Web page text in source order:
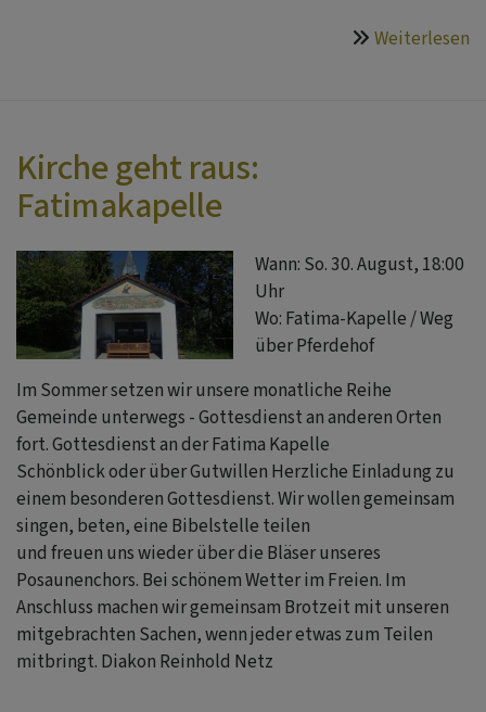
Weiterlesen
Kirche geht raus:
Fatimakapelle
Wann: So. 30. August, 18:00
Uhr
Wo: Fatima-Kapelle / Weg
über Pferdehof
Im Sommer setzen wir unsere monatliche Reihe
Gemeinde unterwegs - Gottesdienst an anderen Orten
fort. Gottesdienst an der Fatima Kapelle
Schönblick oder über Gutwillen Herzliche Einladung zu
einem besonderen Gottesdienst. Wir wollen gemeinsam
singen, beten, eine Bibelstelle teilen
und freuen uns wieder über die Bläser unseres
Posaunenchors. Bei schönem Wetter im Freien. Im
Anschluss machen wir gemeinsam Brotzeit mit unseren
mitgebrachten Sachen, wenn jeder etwas zum Teilen
mitbringt. Diakon Reinhold Netz